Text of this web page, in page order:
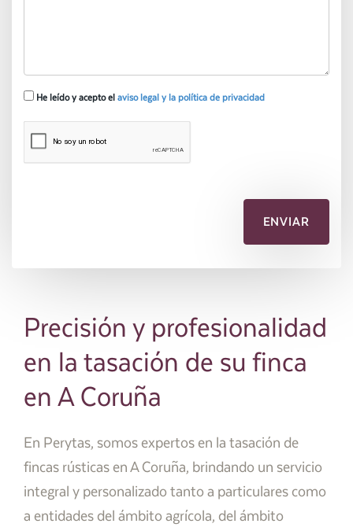
He leído y acepto el aviso legal y la política de privacidad
Precisión y profesionalidad
en la tasación de su finca
en A Coruña
En Perytas, somos expertos en la tasación de
fincas rústicas en A Coruña, brindando un servicio
integral y personalizado tanto a particulares como
a entidades del ámbito agrícola, del ámbito